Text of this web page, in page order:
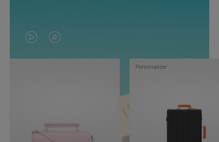
EL
VÍDEO
PULSE
EL
SONIDO
DESACTIVADO:
Personalizar